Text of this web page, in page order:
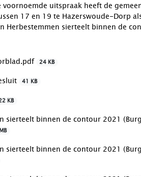
uitspraak heeft de
17 en 19 te Hazerswoude-Dorp
Herbestemmen sierteelt binnen de
24 KB
41 KB
KB
sierteelt binnen de contour 2021
sierteelt binnen de contour 2021